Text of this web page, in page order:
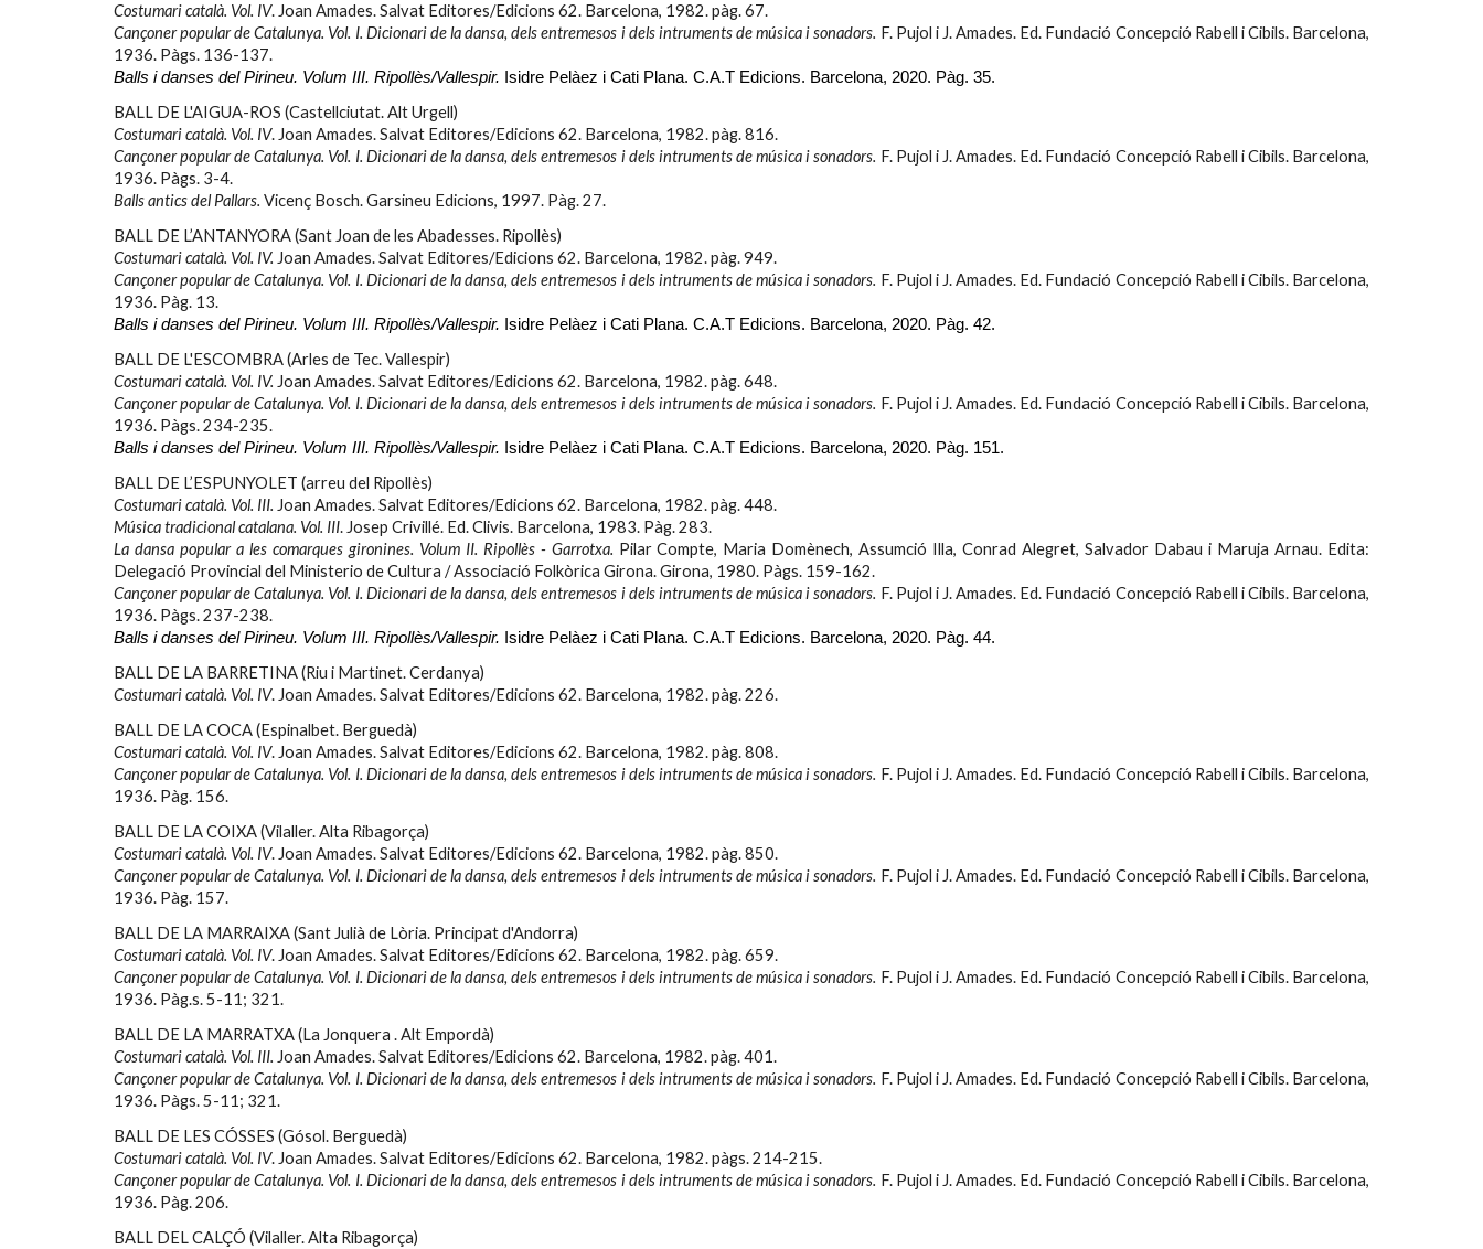
Costumari català. Vol. IV. Joan Amades. Salvat Editores/Edicions 62. Barcelona, 1982. pàg. 67.
Cançoner popular de Catalunya. Vol. I. Dicionari de la dansa, dels entremesos i dels intruments de música i sonadors. F. Pujol i J. Amades. Ed. Fundació Concepció Rabell i Cibils. Barcelona,
1936. Pàgs. 136-137.
Balls i danses del Pirineu. Volum III. Ripollès/Vallespir. Isidre Pelàez i Cati Plana. C.A.T Edicions. Barcelona, 2020. Pàg. 35.
BALL DE L'AIGUA-ROS (Castellciutat. Alt Urgell)
Costumari català. Vol. IV. Joan Amades. Salvat Editores/Edicions 62. Barcelona, 1982. pàg.816.
Cançoner popular de Catalunya. Vol. I. Dicionari de la dansa, dels entremesos i dels intruments de música i sonadors. F. Pujol i J. Amades. Ed. Fundació Concepció Rabell i Cibils. Barcelona,
1936. Pàgs. 3-4.
Balls antics del Pallars. Vicenç Bosch. Garsineu Edicions, 1997. Pàg. 27.
BALL DE L’ANTANYORA (Sant Joan de les Abadesses. Ripollès)
Costumari català. Vol. IV. Joan Amades. Salvat Editores/Edicions 62. Barcelona, 1982. pàg. 949.
Cançoner popular de Catalunya. Vol. I. Dicionari de la dansa, dels entremesos i dels intruments de música i sonadors. F. Pujol i J. Amades. Ed. Fundació Concepció Rabell i Cibils. Barcelona,
1936. Pàg. 13.
Balls i danses del Pirineu. Volum III. Ripollès/Vallespir. Isidre Pelàez i Cati Plana. C.A.T Edicions. Barcelona, 2020. Pàg. 42.
BALL DE L'ESCOMBRA (Arles de Tec. Vallespir)
Costumari català. Vol. IV. Joan Amades. Salvat Editores/Edicions 62. Barcelona, 1982. pàg.648.
Cançoner popular de Catalunya. Vol. I. Dicionari de la dansa, dels entremesos i dels intruments de música i sonadors. F. Pujol i J. Amades. Ed. Fundació Concepció Rabell i Cibils. Barcelona,
1936. Pàgs.234-235.
Balls i danses del Pirineu. Volum III. Ripollès/Vallespir. Isidre Pelàez i Cati Plana. C.A.T Edicions. Barcelona, 2020. Pàg. 151.
BALL DE L’ESPUNYOLET (arreu del Ripollès)
Costumari català. Vol. III. Joan Amades. Salvat Editores/Edicions 62. Barcelona, 1982. pàg.448.
Música tradicional catalana. Vol. III. Josep Crivillé. Ed. Clivis. Barcelona, 1983. Pàg. 283.
La dansa popular a les comarques gironines. Volum II. Ripollès - Garrotxa. Pilar Compte, Maria Domènech, Assumció Illa, Conrad Alegret, Salvador Dabau i Maruja Arnau. Edita:
Delegació Provincial del Ministerio de Cultura / Associació Folkòrica Girona. Girona, 1980. Pàgs. 159-162.
Cançoner popular de Catalunya. Vol. I. Dicionari de la dansa, dels entremesos i dels intruments de música i sonadors. F. Pujol i J. Amades. Ed. Fundació Concepció Rabell i Cibils. Barcelona,
1936. Pàgs. 237-238.
Balls i danses del Pirineu. Volum III. Ripollès/Vallespir. Isidre Pelàez i Cati Plana. C.A.T Edicions. Barcelona, 2020. Pàg. 44.
BALL DE LA BARRETINA (Riu i Martinet. Cerdanya)
Costumari català. Vol. IV. Joan Amades. Salvat Editores/Edicions 62. Barcelona, 1982. pàg.226.
BALL DE LA COCA (Espinalbet. Berguedà)
Costumari català. Vol. IV. Joan Amades. Salvat Editores/Edicions 62. Barcelona, 1982. pàg.808.
Cançoner popular de Catalunya. Vol. I. Dicionari de la dansa, dels entremesos i dels intruments de música i sonadors. F. Pujol i J. Amades. Ed. Fundació Concepció Rabell i Cibils. Barcelona,
1936. Pàg. 156.
BALL DE LA COIXA (Vilaller. Alta Ribagorça)
Costumari català. Vol. IV. Joan Amades. Salvat Editores/Edicions 62. Barcelona, 1982. pàg.850.
Cançoner popular de Catalunya. Vol. I. Dicionari de la dansa, dels entremesos i dels intruments de música i sonadors. F. Pujol i J. Amades. Ed. Fundació Concepció Rabell i Cibils. Barcelona,
1936. Pàg. 157.
BALL DE LA MARRAIXA (Sant Julià de Lòria. Principat d'Andorra)
Costumari català. Vol. IV. Joan Amades. Salvat Editores/Edicions 62. Barcelona, 1982. pàg.659.
Cançoner popular de Catalunya. Vol. I. Dicionari de la dansa, dels entremesos i dels intruments de música i sonadors. F. Pujol i J. Amades. Ed. Fundació Concepció Rabell i Cibils. Barcelona,
1936. Pàg.s. 5-11; 321.
BALL DE LA MARRATXA (La Jonquera . Alt Empordà)
Costumari català. Vol. III. Joan Amades. Salvat Editores/Edicions 62. Barcelona, 1982. pàg. 401.
Cançoner popular de Catalunya. Vol. I. Dicionari de la dansa, dels entremesos i dels intruments de música i sonadors. F. Pujol i J. Amades. Ed. Fundació Concepció Rabell i Cibils. Barcelona,
1936. Pàgs. 5-11; 321.
BALL DE LES CÓSSES (Gósol. Berguedà)
Costumari català. Vol. IV. Joan Amades. Salvat Editores/Edicions 62. Barcelona, 1982. pàgs. 214-215.
Cançoner popular de Catalunya. Vol. I. Dicionari de la dansa, dels entremesos i dels intruments de música i sonadors. F. Pujol i J. Amades. Ed. Fundació Concepció Rabell i Cibils. Barcelona,
1936. Pàg. 206.
BALL DEL CALÇÓ (Vilaller. Alta Ribagorça)